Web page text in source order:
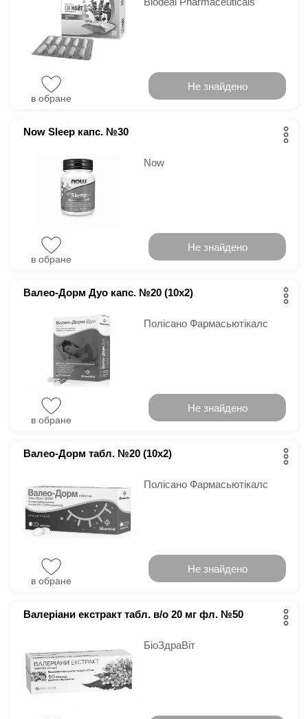
в обране
Не знайдено
Now Sleep капс. №30
Now
в обране
Не знайдено
Валео-Дорм Дуо капс. №20 (10х2)
Полісано Фармасьютікалс
в обране
Не знайдено
Валео-Дорм табл. №20 (10х2)
Полісано Фармасьютікалс
в обране
Не знайдено
Валеріани екстракт табл. в/о 20 мг фл. №50
БіоЗдраВіт